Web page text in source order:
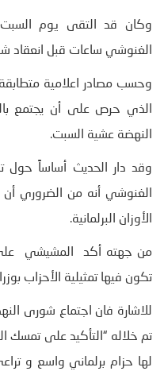
وكان قد التقى يوم
الغنوشي ساعات قبل انعقاد
وحسب مصادر اعلامية
الذي حرص على أن يجتمع
النهضة عشية السبت.
وقد دار الحديث أساساً حول
الغنوشي أنه من الضروري
الأوزان البرلمانية.
من جهته أكد المشيشي
تكون فيها تمثيلية الأحزاب
للاشارة فان اجتماع شورى
تم خلاله “التأكيد على
لها حزام برلماني واسع و